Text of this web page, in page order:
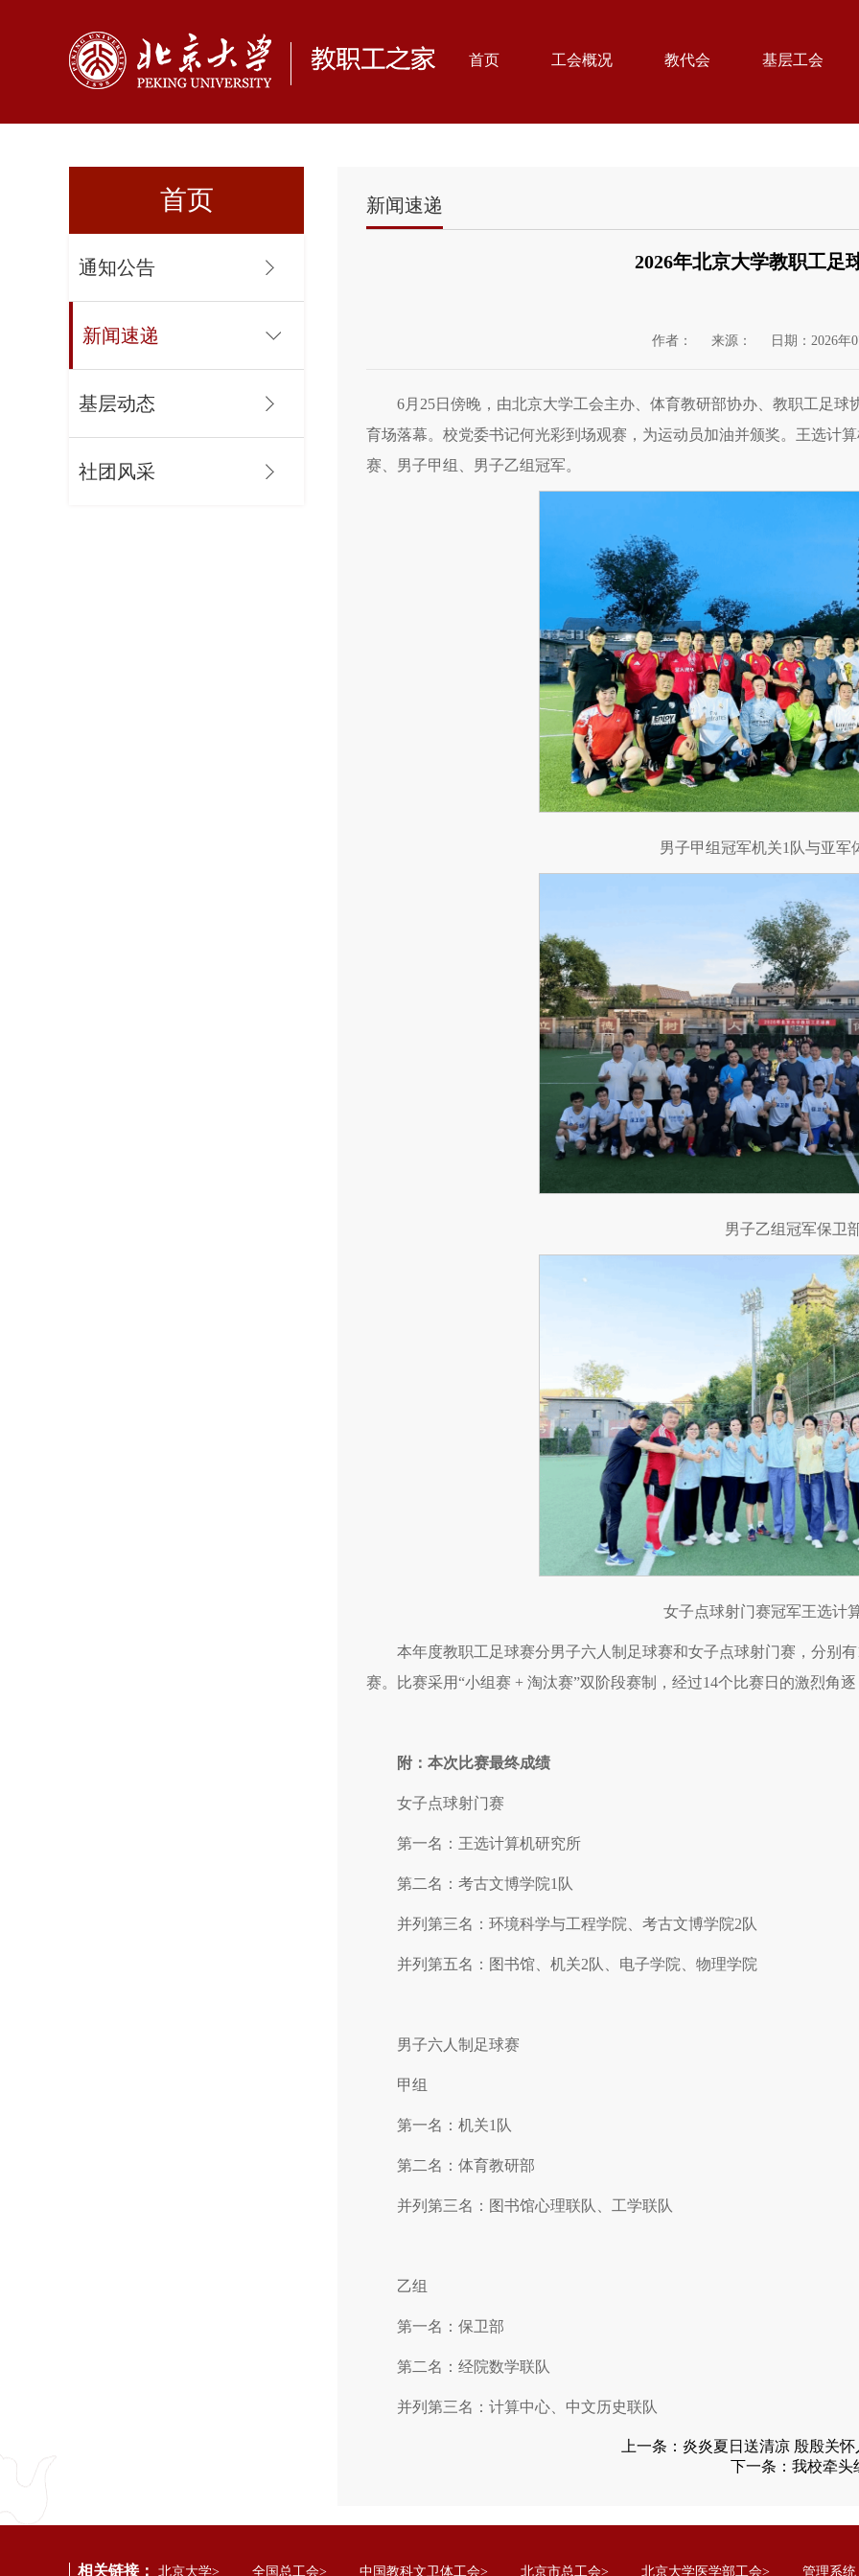
首页 工会概况 教代会 基层工会
首页
通知公告
新闻速递
基层动态
社团风采
新闻速递
2026年北京大学教职工足
作者： 来源： 日期：2026年
6月25日傍晚，由北京大学工会主办、体育教研部协办、教职工足
育场落幕。校党委书记何光彩到场观赛，为运动员加油并颁奖。王选计
赛、男子甲组、男子乙组冠军。
男子甲组冠军机关1队与亚军
男子乙组冠军保卫
女子点球射门赛冠军王选计
本年度教职工足球赛分男子六人制足球赛和女子点球射门赛，分别
赛。比赛采用“小组赛 + 淘汰赛”双阶段赛制，经过14个比赛日的激烈角
附：本次比赛最终成绩
女子点球射门赛
第一名：王选计算机研究所
第二名：考古文博学院1队
并列第三名：环境科学与工程学院、考古文博学院2队
并列第五名：图书馆、机关2队、电子学院、物理学院
男子六人制足球赛
甲组
第一名：机关1队
第二名：体育教研部
并列第三名：图书馆心理联队、工学联队
乙组
第一名：保卫部
第二名：经院数学联队
并列第三名：计算中心、中文历史联队
上一条： 炎炎夏日送清凉 殷殷关
下一条： 我校牵头
相关链接： 北京大学> 全国总工会> 中国教科文卫体工会> 北京市总工会> 北京大学医学部工会> 管理系